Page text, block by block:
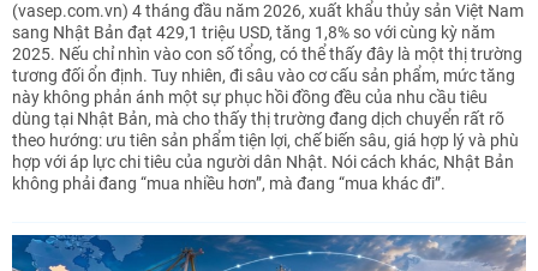
(vasep.com.vn) 4 tháng đầu năm 2026, xuất khẩu thủy sản Việt Nam
sang Nhật Bản đạt 429,1 triệu USD, tăng 1,8% so với cùng kỳ năm
2025. Nếu chỉ nhìn vào con số tổng, có thể thấy đây là một thị trường
tương đối ổn định. Tuy nhiên, đi sâu vào cơ cấu sản phẩm, mức tăng
này không phản ánh một sự phục hồi đồng đều của nhu cầu tiêu
dùng tại Nhật Bản, mà cho thấy thị trường đang dịch chuyển rất rõ
theo hướng: ưu tiên sản phẩm tiện lợi, chế biến sâu, giá hợp lý và phù
hợp với áp lực chi tiêu của người dân Nhật. Nói cách khác, Nhật Bản
không phải đang “mua nhiều hơn”, mà đang “mua khác đi”.